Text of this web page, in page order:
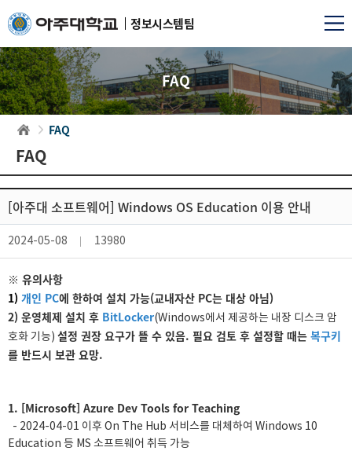
정보시스템팀
FAQ
FAQ
FAQ
[아주대 소프트웨어] Windows OS Education 이용 안내
2024-05-08 13980
※ 유의사항
1) 개인 PC에 한하여 설치 가능(교내자산 PC는 대상 아님)
2) 운영체제 설치 후 BitLocker(Windows에서 제공하는 내장 디스크 암
호화 기능) 설정 권장 요구가 뜰 수 있음. 필요 검토 후 설정할 때는 복구키
를 반드시 보관 요망.
1. [Microsoft] Azure Dev Tools for Teaching
- 2024-04-01 이후 On The Hub 서비스를 대체하여 Windows 10
Education 등 MS 소프트웨어 취득 가능